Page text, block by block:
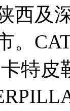
西及
。
特皮